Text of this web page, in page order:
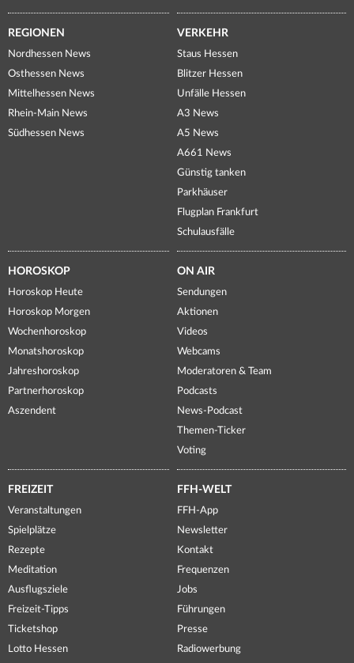
REGIONEN
Nordhessen News
Osthessen News
Mittelhessen News
Rhein-Main News
Südhessen News
VERKEHR
Staus Hessen
Blitzer Hessen
Unfälle Hessen
A3 News
A5 News
A661 News
Günstig tanken
Parkhäuser
Flugplan Frankfurt
Schulausfälle
HOROSKOP
Horoskop Heute
Horoskop Morgen
Wochenhoroskop
Monatshoroskop
Jahreshoroskop
Partnerhoroskop
Aszendent
ON AIR
Sendungen
Aktionen
Videos
Webcams
Moderatoren & Team
Podcasts
News-Podcast
Themen-Ticker
Voting
FREIZEIT
Veranstaltungen
Spielplätze
Rezepte
Meditation
Ausflugsziele
Freizeit-Tipps
Ticketshop
Lotto Hessen
FFH-WELT
FFH-App
Newsletter
Kontakt
Frequenzen
Jobs
Führungen
Presse
Radiowerbung